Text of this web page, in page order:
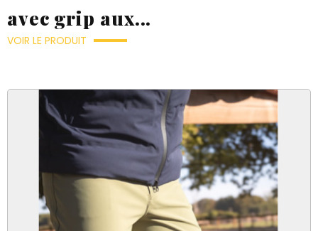
avec grip aux...
VOIR LE PRODUIT